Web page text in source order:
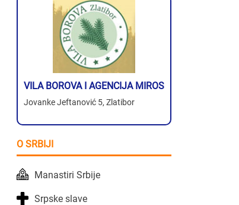
VILA BOROVA I AGENCIJA MIROS
Jovanke Jeftanović 5, Zlatibor
O SRBIJI
Manastiri Srbije
Srpske slave